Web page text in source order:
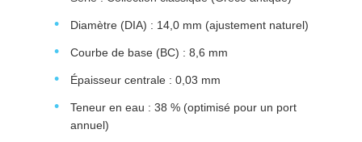
Diamètre (DIA) : 14,0 mm (ajustement naturel)
Courbe de base (BC) : 8,6 mm
Épaisseur centrale : 0,03 mm
Teneur en eau : 38 % (optimisé pour un port
annuel)